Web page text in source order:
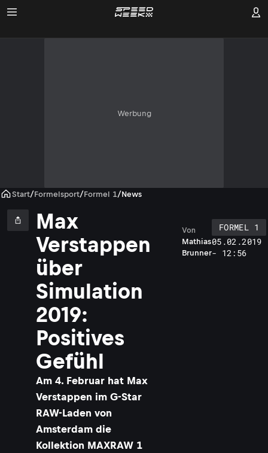
Werbung
Start/Formelsport/Formel 1/News
Max
Verstappen
über
Simulation
2019:
Positives
Gefühl
​Am 4. Februar hat Max
Verstappen im G-Star
RAW-Laden von
Amsterdam die
Kollektion MAXRAW 1
Mathias
Brunner
Von
FORMEL 1
05.02.2019
- 12:56